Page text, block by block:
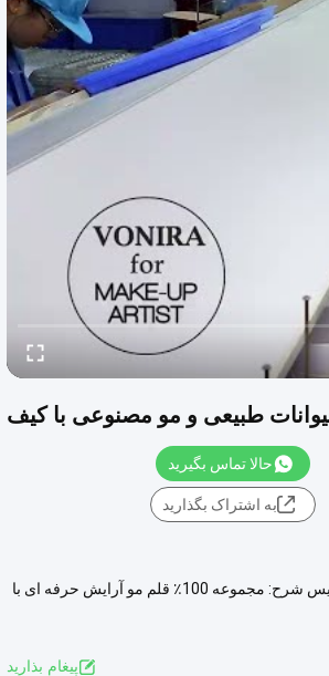
حالا تماس بگیرید
به اشتراک بگذارید
مجموعه برس اصلی آرایش 12PCS ، موی طبیعی و طبیعی مصنوعی حیوانات خانگی ، کیت برس با کیس شرح: مجموعه 100٪ قلم مو آرایش حرفه ای با
پيغام بذاريد